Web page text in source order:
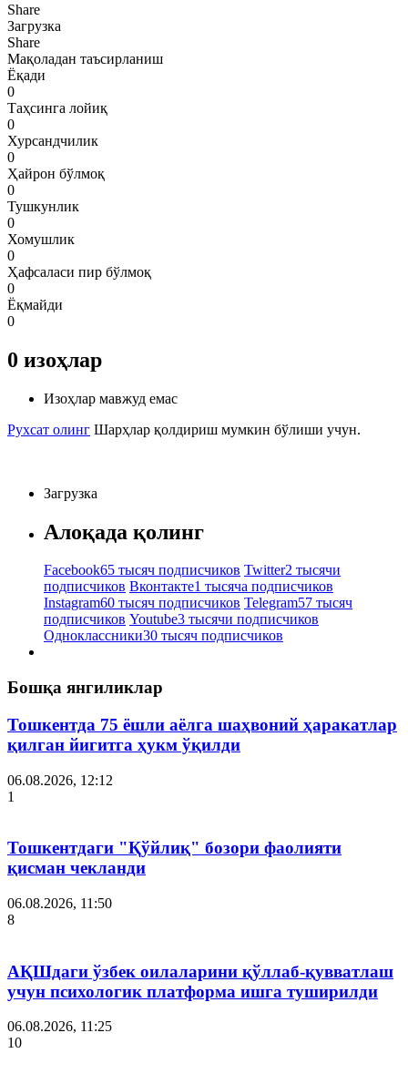
Share
Загрузка
Share
Мақоладан таъсирланиш
Ёқади
0
Таҳсинга лойиқ
0
Хурсандчилик
0
Ҳайрон бўлмоқ
0
Тушкунлик
0
Хомушлик
0
Ҳафсаласи пир бўлмоқ
0
Ёқмайди
0
0 изоҳлар
Изоҳлар мавжуд емас
Рухсат олинг Шарҳлар қолдириш мумкин бўлиши учун.
Загрузка
Алоқада қолинг
Facebook65 тысяч подписчиков Twitter2 тысячи
подписчиков Вконтакте1 тысяча подписчиков
Instagram60 тысяч подписчиков Telegram57 тысяч
подписчиков Youtube3 тысячи подписчиков
Одноклассники30 тысяч подписчиков
Бошқа янгиликлар
Тошкентда 75 ёшли аёлга шаҳвоний ҳаракатлар
қилган йигитга ҳукм ўқилди
06.08.2026, 12:12
1
Тошкентдаги "Қўйлиқ" бозори фаолияти
қисман чекланди
06.08.2026, 11:50
8
АҚШдаги ўзбек оилаларини қўллаб-қувватлаш
учун психологик платформа ишга туширилди
06.08.2026, 11:25
10